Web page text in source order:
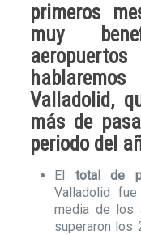
primeros
muy
Valladolid,
más de
periodo del
El total de
Valladolid
media de los
superaron los